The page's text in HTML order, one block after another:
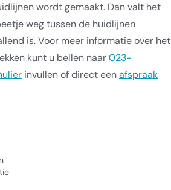
wordt gemaakt. Dan valt het
weg tussen de huidlijnen
is. Voor meer informatie over het
kunt u bellen naar023-
invullen of direct eenafspraak